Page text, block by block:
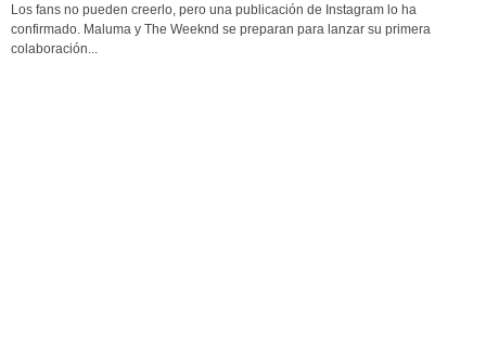
Los fans no pueden creerlo, pero una publicación de Instagram lo ha
confirmado. Maluma y The Weeknd se preparan para lanzar su primera
colaboración...